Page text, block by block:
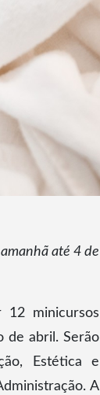
até 4 de
12 minicursos
de abril. Serão
Estética e
A